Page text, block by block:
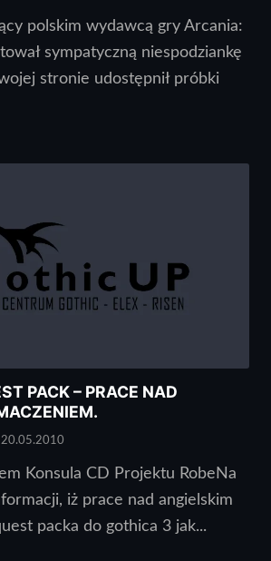
polskim wydawcą gry Arcania:
sympatyczną niespodziankę
stronie udostępnił próbki
PACK – PRACE NAD
20.05.2010
Konsula CD Projektu RobeNa
iż prace nad angielskim
packa do gothica 3 jak...